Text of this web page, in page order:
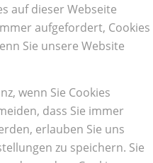
auf dieser Webseite
aufgefordert, Cookies
Sie unsere Website
wenn Sie Cookies
dass Sie immer
erlauben Sie uns
zu speichern. Sie